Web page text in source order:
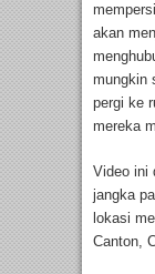
akan
mungkin
pergi ke
mereka
Video ini
jangka
lokasi
Canton,